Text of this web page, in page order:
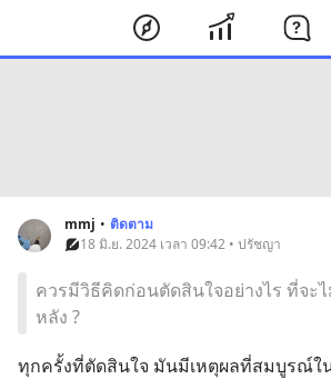
mmj • ติดตาม
18 มิ.ย. 2024 เวลา 09:42 • ปรัชญา
ควรมีวิธีคิดก่อนตัดสินใจอย่างไร ที่จะ
หลัง ?
ทุกครั้งที่ตัดสินใจ มันมีเหตุผลที่สมบูรณ์ใ